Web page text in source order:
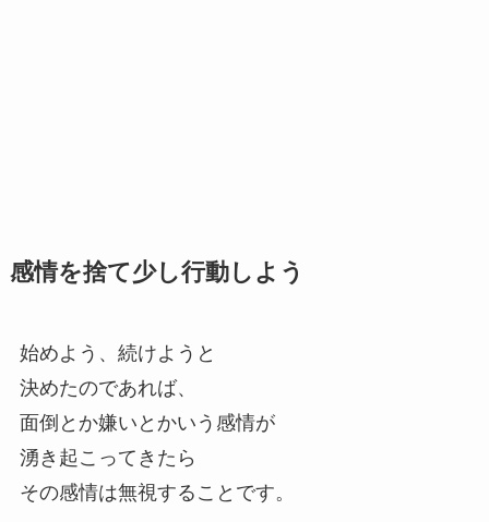
感情を捨て少し行動しよう
始めよう、続けようと
決めたのであれば、
面倒とか嫌いとかいう感情が
湧き起こってきたら
その感情は無視することです。